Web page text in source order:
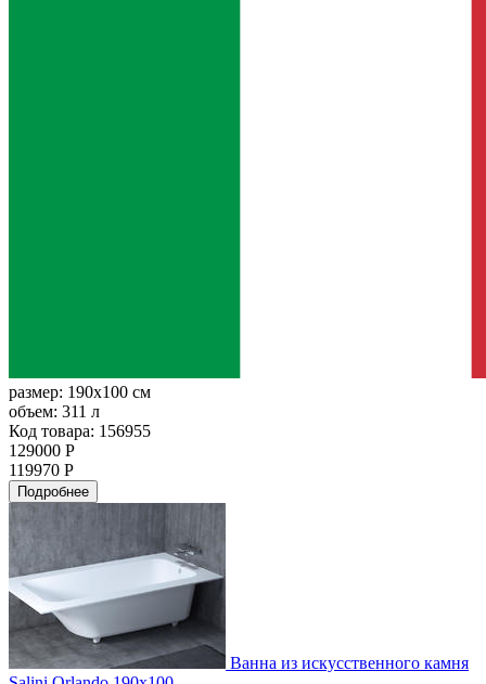
размер: 190x100 см
объем: 311 л
Код товара: 156955
129000 Р
119970 Р
Подробнее
Ванна из искусственного камня